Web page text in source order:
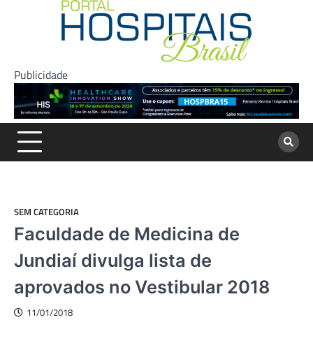
Publicidade
SEM CATEGORIA
Faculdade de Medicina de
Jundiaí divulga lista de
aprovados no Vestibular 2018
11/01/2018